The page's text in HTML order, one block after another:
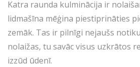
Katra raunda kulminācija ir
lidmašīna mēģina piestiprināties
zemāk. Tas ir pilnīgi nejaušs
nolaižas, tu savāc visus uzkrātos
izzūd ūdenī.